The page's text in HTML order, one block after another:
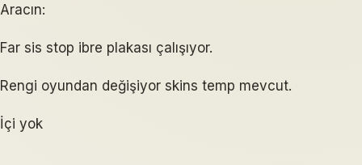
Hakkımda
Blog
Aracın:
Far sis stop ibre plakası çalışıyor.
Rengi oyundan değişiyor skins temp mevcut.
İçi yok